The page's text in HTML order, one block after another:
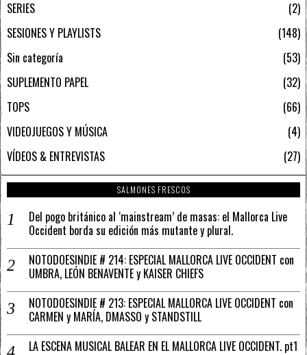
SERIES
2
SESIONES Y PLAYLISTS
148
Sin categoría
53
SUPLEMENTO PAPEL
32
TOPS
66
VIDEOJUEGOS Y MÚSICA
4
VÍDEOS & ENTREVISTAS
27
SALMONES FRESCOS
Del pogo británico al ‘mainstream’ de masas: el Mallorca Live
Occident borda su edición más mutante y plural.
NOTODOESINDIE # 214: ESPECIAL MALLORCA LIVE OCCIDENT con
UMBRA, LEÓN BENAVENTE y KAISER CHIEFS
NOTODOESINDIE # 213: ESPECIAL MALLORCA LIVE OCCIDENT con
CARMEN y MARÍA, DMASSO y STANDSTILL
LA ESCENA MUSICAL BALEAR EN EL MALLORCA LIVE OCCIDENT. pt1